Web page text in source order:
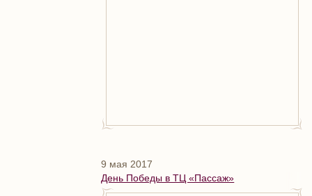
9 мая 2017
День Победы в ТЦ «Пассаж»